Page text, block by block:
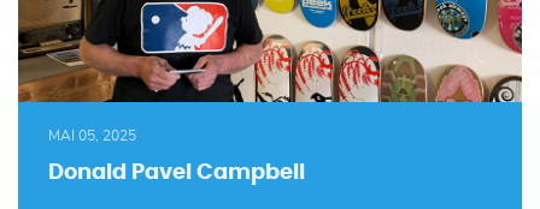
MAI 05, 2025
Donald Pavel Campbell